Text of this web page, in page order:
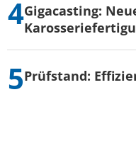
Gigacasting:
Prüfstand: